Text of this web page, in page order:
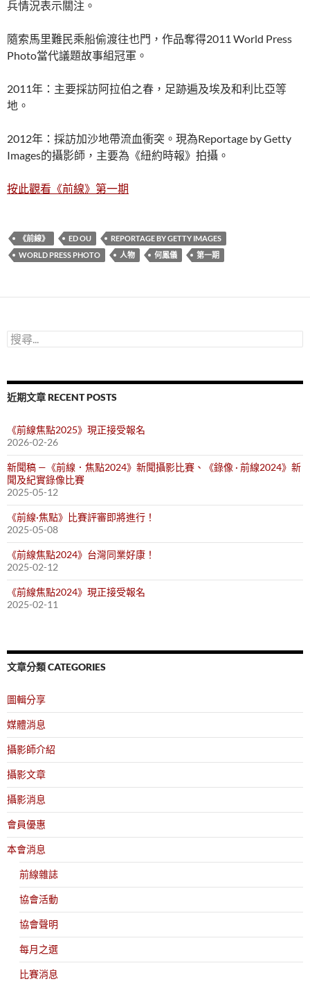
兵情況表示關注。
隨索馬里難民乘船偷渡往也門，作品奪得2011 World Press
Photo當代議題故事組冠軍。
2011年：主要採訪阿拉伯之春，足跡遍及埃及和利比亞等
地。
2012年：採訪加沙地帶流血衝突。現為Reportage by Getty
Images的攝影師，主要為《紐約時報》拍攝。
按此觀看《前線》第一期
《前線》 ED OU
REPORTAGE BY GETTY IMAGES
WORLD PRESS PHOTO
人物 何鳳儀 第一期
搜
尋
字:
近期文章 RECENT POSTS
《前線焦點2025》現正接受報名
2026-02-26
新聞稿 —《前線．焦點2024》新聞攝影比賽、《錄像 · 前線2024》新
聞及紀實錄像比賽
2025-05-12
《前線·焦點》比賽評審即將進行！
2025-05-08
《前線焦點2024》台灣同業好康！
2025-02-12
《前線焦點2024》現正接受報名
2025-02-11
文章分類 CATEGORIES
圖輯分享
媒體消息
攝影師介紹
攝影文章
攝影消息
會員優惠
本會消息
前線雜誌
協會活動
協會聲明
每月之選
比賽消息